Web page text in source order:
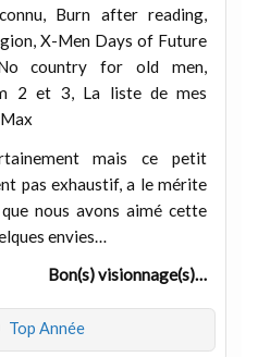
Burn after reading,
X-Men Days of Future
country for old men,
2 et 3, La liste de mes
mais ce petit
pas exhaustif, a le mérite
nous avons aimé cette
envies…
Bon(s) visionnage(s)…
Top Année